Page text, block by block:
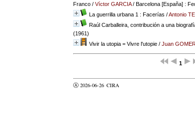
Franco/ Víctor GARCIA/ Barcelona [España] :
La guerrilla urbana 1 : Facerías /Antonio
Raúl Carballeira, contribución a una
(1961)
Vivir la utopia = Vivre l'utopie/ Juan
1
Ⓐ 2026-06-26 CIRA